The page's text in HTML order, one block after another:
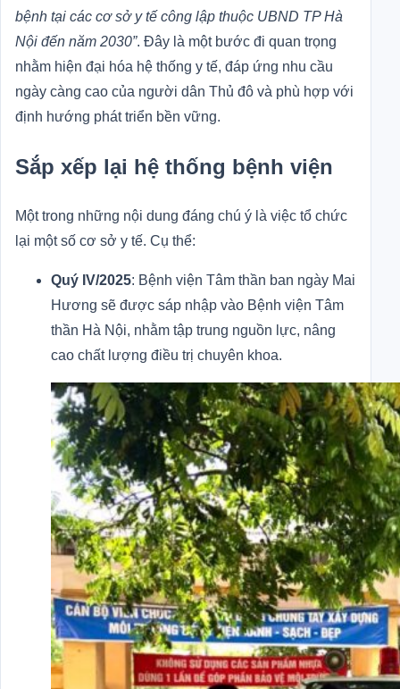
bệnh tại các cơ sở y tế công lập thuộc UBND TP Hà
Nội đến năm 2030”. Đây là một bước đi quan trọng
nhằm hiện đại hóa hệ thống y tế, đáp ứng nhu cầu
ngày càng cao của người dân Thủ đô và phù hợp với
định hướng phát triển bền vững.
Sắp xếp lại hệ thống bệnh viện
Một trong những nội dung đáng chú ý là việc tổ chức
lại một số cơ sở y tế. Cụ thể:
Quý IV/2025: Bệnh viện Tâm thần ban ngày Mai
Hương sẽ được sáp nhập vào Bệnh viện Tâm
thần Hà Nội, nhằm tập trung nguồn lực, nâng
cao chất lượng điều trị chuyên khoa.